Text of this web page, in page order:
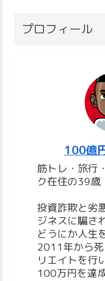
プロフィール
100億
筋トレ・旅行
ク在住の39歳
投資詐欺と劣
ジネスに騙さ
どうにか人生
2011年から
リエイトを行
100万円を達成